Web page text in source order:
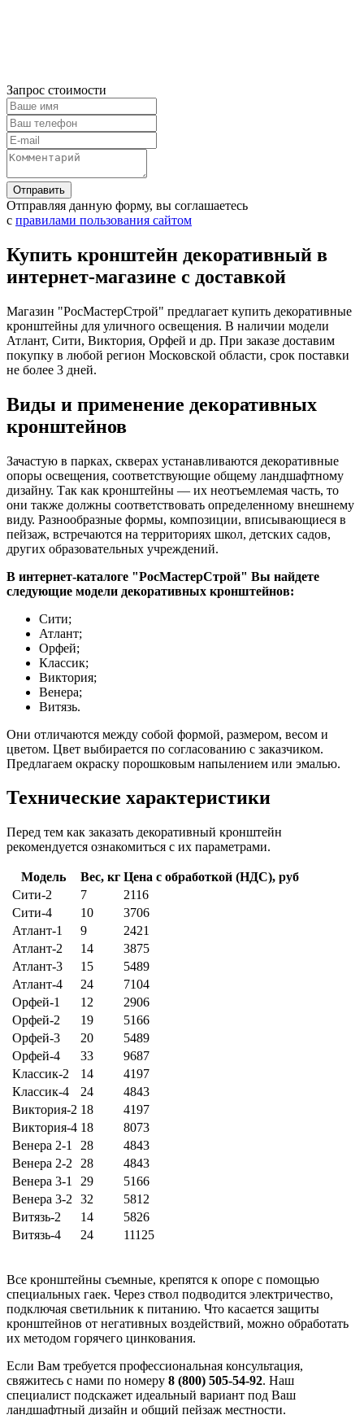
Запрос стоимости
Отправляя данную форму, вы соглашаетесь
с правилами пользования сайтом
Купить кронштейн декоративный в
интернет-магазине с доставкой
Магазин "РосМастерСтрой" предлагает купить декоративные
кронштейны для уличного освещения. В наличии модели
Атлант, Сити, Виктория, Орфей и др. При заказе доставим
покупку в любой регион Московской области, срок поставки
не более 3 дней.
Виды и применение декоративных
кронштейнов
Зачастую в парках, скверах устанавливаются декоративные
опоры освещения, соответствующие общему ландшафтному
дизайну. Так как кронштейны — их неотъемлемая часть, то
они также должны соответствовать определенному внешнему
виду. Разнообразные формы, композиции, вписывающиеся в
пейзаж, встречаются на территориях школ, детских садов,
других образовательных учреждений.
В интернет-каталоге "РосМастерСтрой" Вы найдете
следующие модели декоративных кронштейнов:
Сити;
Атлант;
Орфей;
Классик;
Виктория;
Венера;
Витязь.
Они отличаются между собой формой, размером, весом и
цветом. Цвет выбирается по согласованию с заказчиком.
Предлагаем окраску порошковым напылением или эмалью.
Технические характеристики
Перед тем как заказать декоративный кронштейн
рекомендуется ознакомиться с их параметрами.
Модель Вес, кг Цена с обработкой (НДС), руб
Сити-2
7
2116
Сити-4
10
3706
Атлант-1
9
2421
Атлант-2
14
3875
Атлант-3
15
5489
Атлант-4
24
7104
Орфей-1
12
2906
Орфей-2
19
5166
Орфей-3
20
5489
Орфей-4
33
9687
Классик-2
14
4197
Классик-4
24
4843
Виктория-2 18
4197
Виктория-4 18
8073
Венера 2-1
28
4843
Венера 2-2
28
4843
Венера 3-1
29
5166
Венера 3-2
32
5812
Витязь-2
14
5826
Витязь-4
24 11125
Все кронштейны съемные, крепятся к опоре с помощью
специальных гаек. Через ствол подводится электричество,
подключая светильник к питанию. Что касается защиты
кронштейнов от негативных воздействий, можно обработать
их методом горячего цинкования.
Если Вам требуется профессиональная консультация,
свяжитесь с нами по номеру 8 (800) 505-54-92. Наш
специалист подскажет идеальный вариант под Ваш
ландшафтный дизайн и общий пейзаж местности.